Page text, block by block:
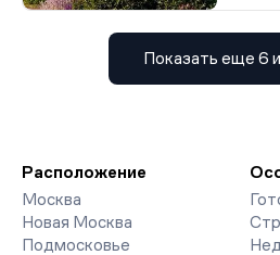
Показать еще 6
Расположение
Москва
Новая Москва
Подмосковье